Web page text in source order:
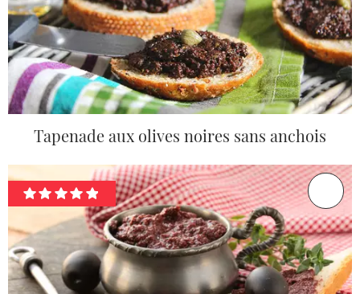
Tapenade aux olives noires sans anchois